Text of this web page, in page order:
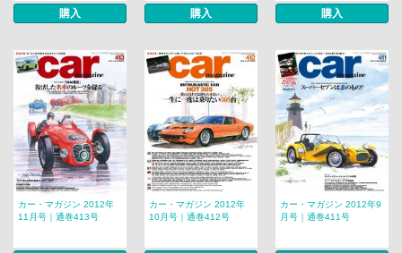
購入 購入 購入
カー・マガジン 2012年
11月号｜通巻413号
カー・マガジン 2012年
10月号｜通巻412号
カー・マガジン 2012年9
月号｜通巻411号